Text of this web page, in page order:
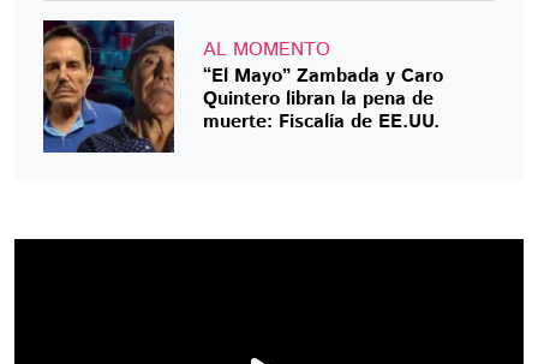
AL MOMENTO
“El Mayo” Zambada y Caro
Quintero libran la pena de
muerte: Fiscalía de EE.UU.